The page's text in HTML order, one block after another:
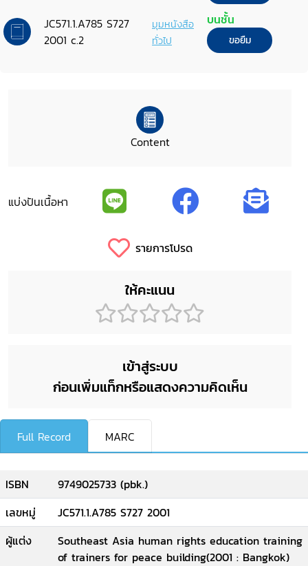
JC571.1.A785 S727
2001 c.2
มุมหนังสือ
ทั่วไป
บนชั้น
ขอยืม
Content
แบ่งปันเนื้อหา
รายการโปรด
ให้คะแนน
เข้าสู่ระบบ
ก่อนเพิ่มแท็กหรือแสดงความคิดเห็น
Full Record MARC
ISBN
9749025733 (pbk.)
เลขหมู่
JC571.1.A785 S727 2001
ผู้แต่ง
Southeast Asia human rights education training
of trainers for peace building(2001 : Bangkok)